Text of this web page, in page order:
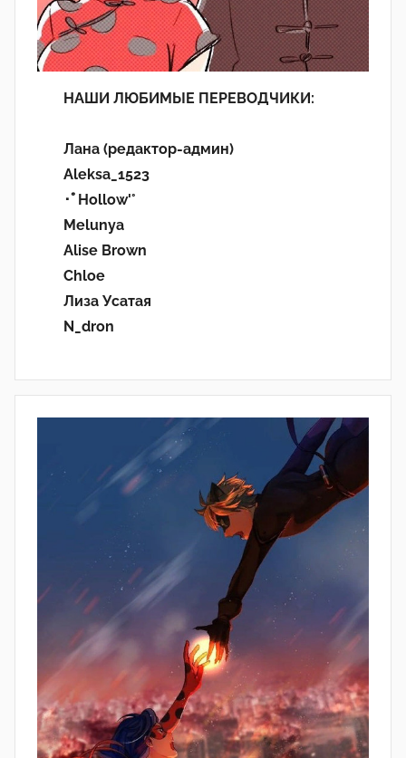
НАШИ ЛЮБИМЫЕ ПЕРЕВОДЧИКИ:
Лана (редактор-админ)
Aleksa_1523
･ﾟHollow'°
Melunya
Alise Brown
Chloe
Лиза Усатая
N_dron